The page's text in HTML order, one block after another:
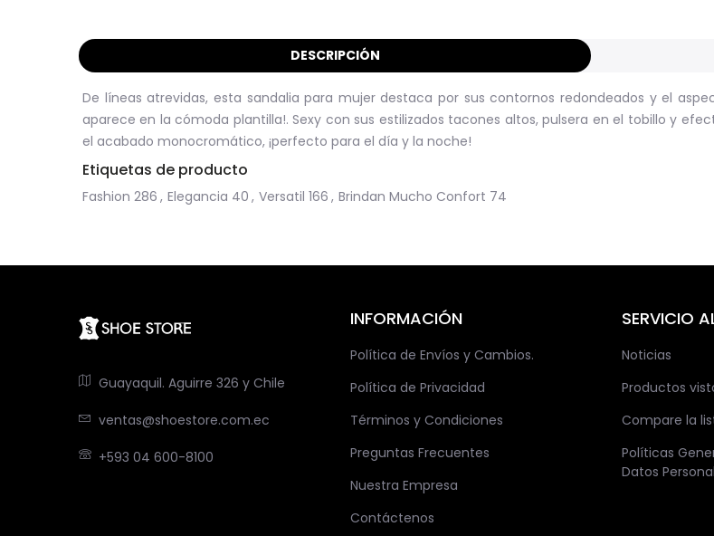
DESCRIPCIÓN
De líneas atrevidas, esta sandalia para mujer destaca por sus contornos redondeados y el
aparece en la cómoda plantilla!. Sexy con sus estilizados tacones altos, pulsera en el tobillo y
el acabado monocromático, ¡perfecto para el día y la noche!
Etiquetas de producto
Fashion 286 , Elegancia 40 , Versatil 166 , Brindan Mucho Confort 74
Guayaquil. Aguirre 326 y Chile
ventas@shoestore.com.ec
+593 04 600-8100
INFORMACIÓN
Política de Envíos y Cambios.
Política de Privacidad
Términos y Condiciones
Preguntas Frecuentes
Nuestra Empresa
Contáctenos
SERVICIO
Noticias
Productos
Compare la
Políticas
Datos